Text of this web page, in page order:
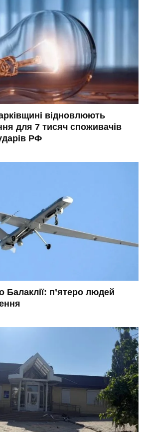
відновлюють
для 7 тисяч споживачів
РФ
Балаклії: п’ятеро людей